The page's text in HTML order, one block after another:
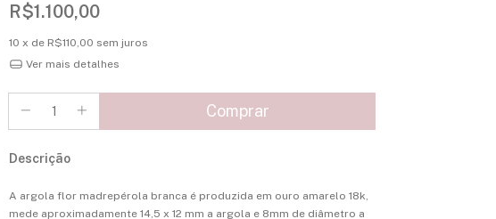
R$1.100,00
10 x de R$110,00 sem juros
Ver mais detalhes
Descrição
A argola flor madrepérola branca é produzida em ouro amarelo 18k,
mede aproximadamente 14,5 x 12 mm a argola e 8mm de diâmetro a